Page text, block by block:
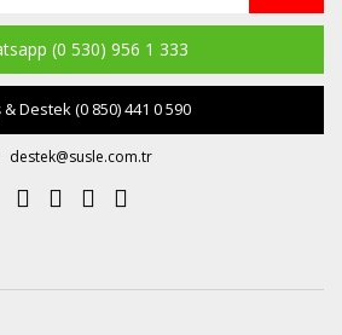
(0 530) 956 1 333
& Destek(0 850) 441 0 590
destek@susle.com.tr